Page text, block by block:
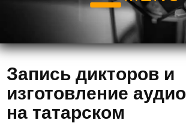
Запись дикторов и
изготовление
на татарском